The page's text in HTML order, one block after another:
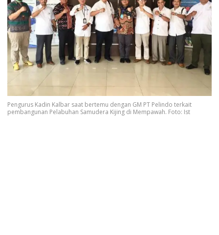
Pengurus Kadin Kalbar saat bertemu dengan GM PT Pelindo terkait
pembangunan Pelabuhan Samudera Kijing di Mempawah. Foto: Ist